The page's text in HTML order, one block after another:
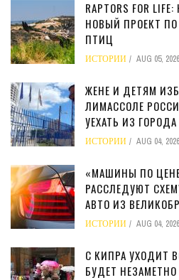
RAPTORS FOR
НОВЫЙ ПРОЕКТ
ПТИЦ
ИСТОРИИ AUG 05, 2026
ЖЕНЕ И ДЕТЯМ
ЛИМАССОЛЕ
УЕХАТЬ ИЗ ГОРОДА
ИСТОРИИ AUG 04, 2026
«МАШИНЫ ПО
РАССЛЕДУЮТ
АВТО ИЗ
ИСТОРИИ AUG 04, 2026
С КИПРА УХОДИТ
БУДЕТ